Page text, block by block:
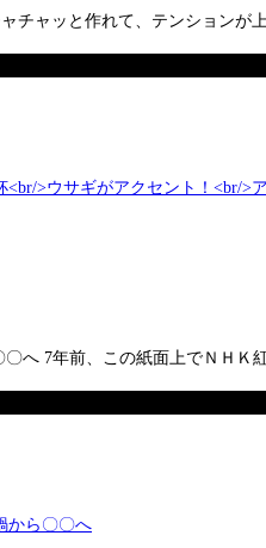
チャッと作れて、テンション
へ 7年前、この紙面上でＮＨ